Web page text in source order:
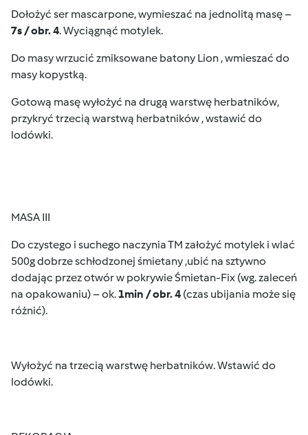
Dołożyć ser mascarpone, wymieszać na jednolitą masę –
7s / obr. 4. Wyciągnąć motylek.
Do masy wrzucić zmiksowane batony Lion , wmieszać do
masy kopystką.
Gotową masę wyłożyć na drugą warstwę herbatników,
przykryć trzecią warstwą herbatników , wstawić do
lodówki.
MASA III
Do czystego i suchego naczynia TM założyć motylek i wlać
500g dobrze schłodzonej śmietany ,ubić na sztywno
dodając przez otwór w pokrywie Śmietan-Fix (wg. zaleceń
na opakowaniu) – ok. 1min / obr. 4 (czas ubijania może się
różnić).
Wyłożyć na trzecią warstwę herbatników. Wstawić do
lodówki.